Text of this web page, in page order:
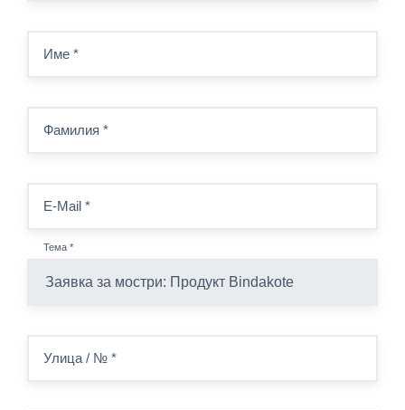
Име *
Фамилия *
E-Mail *
Тема *
Улица / № *